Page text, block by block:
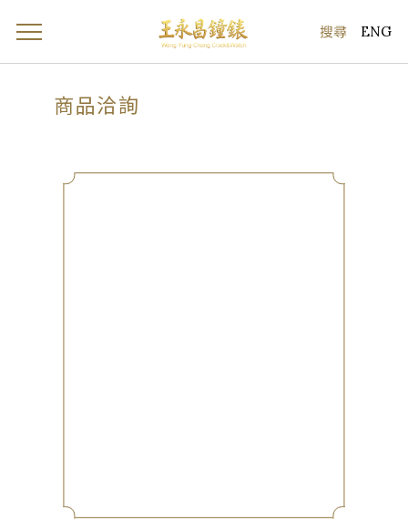
ENG
商品洽詢